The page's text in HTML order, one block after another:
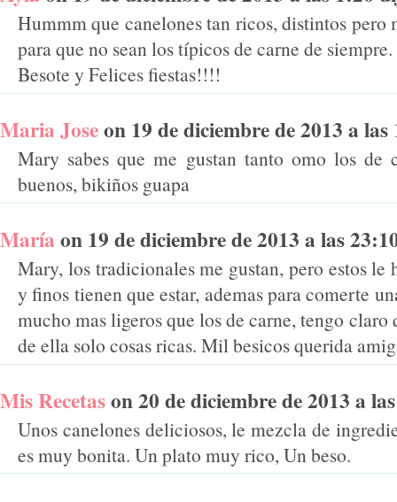
Hummm que canelones tan ricos, distintos
para que no sean los típicos de carne de siempre.
Besote y Felices fiestas!!!!
Maria Joseon 19 de diciembre de 2013 a
Mary sabes que me gustan tanto omo los de
buenos, bikiños guapa
María on 19 de diciembre de 2013 a las
Mary, los tradicionales me gustan, pero estos le
y finos tienen que estar, ademas para comerte
mucho mas ligeros que los de carne, tengo claro
de ella solo cosas ricas. Mil besicos querida
Mis Recetason 20 de diciembre de 2013 a
Unos canelones deliciosos, le mezcla de
es muy bonita. Un plato muy rico, Un beso.